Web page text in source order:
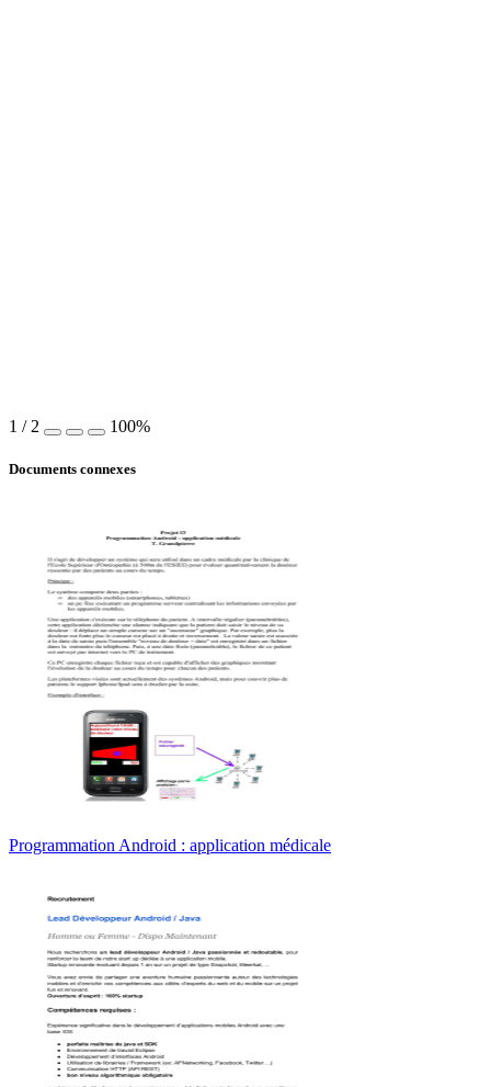
1 / 2 100%
Documents connexes
Programmation Android : application médicale